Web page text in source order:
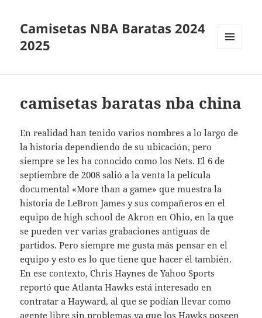
Camisetas NBA Baratas 2024
2025
camisetas baratas nba china
En realidad han tenido varios nombres a lo largo de
la historia dependiendo de su ubicación, pero
siempre se les ha conocido como los Nets. El 6 de
septiembre de 2008 salió a la venta la película
documental «More than a game» que muestra la
historia de LeBron James y sus compañeros en el
equipo de high school de Akron en Ohio, en la que
se pueden ver varias grabaciones antiguas de
partidos. Pero siempre me gusta más pensar en el
equipo y esto es lo que tiene que hacer él también.
En ese contexto, Chris Haynes de Yahoo Sports
reportó que Atlanta Hawks está interesado en
contratar a Hayward, al que se podían llevar como
agente libre sin problemas ya que los Hawks poseen